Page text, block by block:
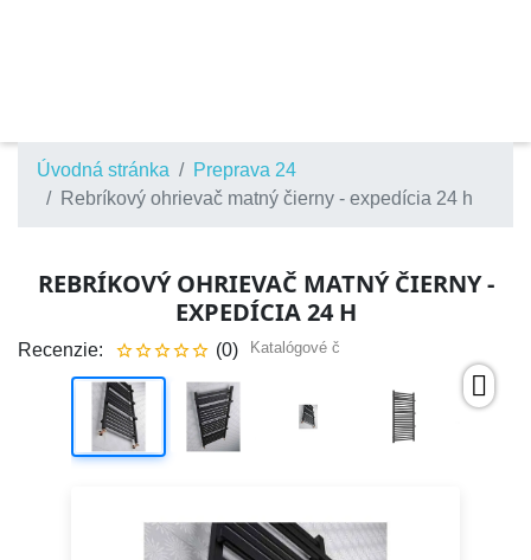
Úvodná stránka
Preprava 24
Rebríkový ohrievač matný čierny - expedícia 24 h
REBRÍKOVÝ OHRIEVAČ MATNÝ ČIERNY -
EXPEDÍCIA 24 H
Recenzie:  (0) Katalógové č